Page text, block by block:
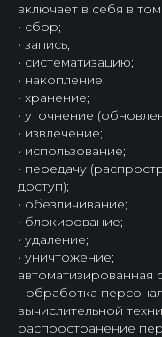
включает в себя в
• сбор;
• запись;
• систематизацию;
• накопление;
• хранение;
• уточнение
• извлечение;
• использование;
• передачу
доступ);
• обезличивание;
• блокирование;
• удаление;
• уничтожение;
автоматизированная
- обработка
вычислительной
распространение